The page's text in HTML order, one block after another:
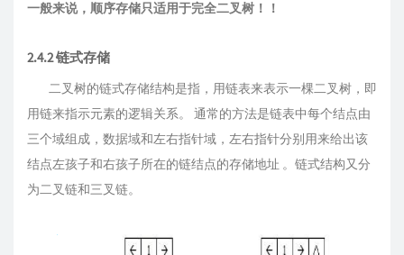
一般来说，顺序存储只适用于完全二叉树！！
2.4.2 链式存储
二叉树的链式存储结构是指，用链表来表示一棵二叉树，即
用链来指示元素的逻辑关系。 通常的方法是链表中每个结点由
三个域组成，数据域和左右指针域，左右指针分别用来给出该
结点左孩子和右孩子所在的链结点的存储地址 。链式结构又分
为二叉链和三叉链。